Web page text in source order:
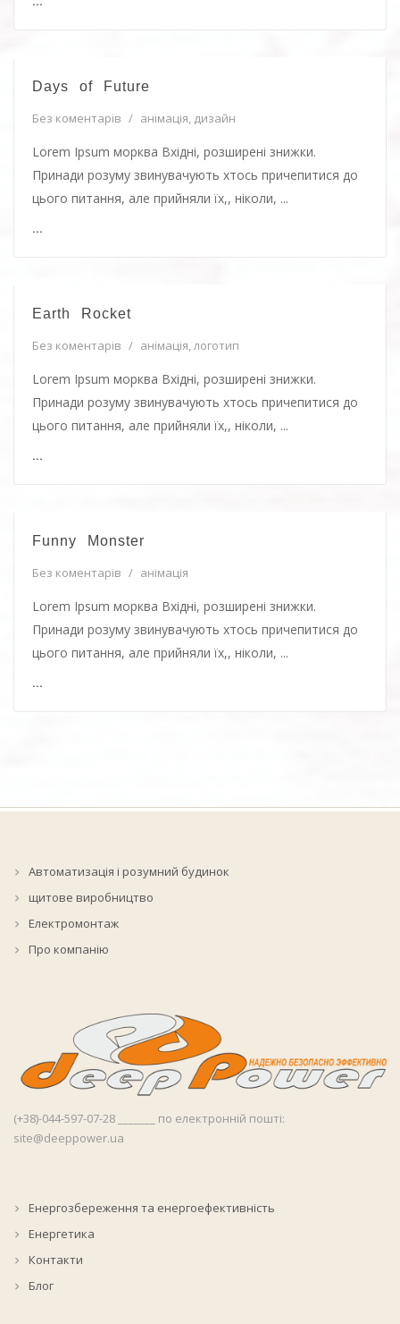
Days of Future
Без коментарів / анімація, дизайн
Lorem Ipsum морква Вхідні, розширені знижки.
Принади розуму звинувачують хтось причепитися до
цього питання, але прийняли їх,, ніколи, ...
...
Earth Rocket
Без коментарів / анімація,логотип
Lorem Ipsum морква Вхідні, розширені знижки.
Принади розуму звинувачують хтось причепитися до
цього питання, але прийняли їх,, ніколи, ...
...
Funny Monster
Без коментарів / анімація
Lorem Ipsum морква Вхідні, розширені знижки.
Принади розуму звинувачують хтось причепитися до
цього питання, але прийняли їх,, ніколи, ...
...
Автоматизація і розумний будинок
щитове виробництво
Електромонтаж
Про компанію
(+38)-044-597-07-28 _______ по електронній пошті:
site@deeppower.ua
Енергозбереження та енергоефективність
Енергетика
Контакти
Блог